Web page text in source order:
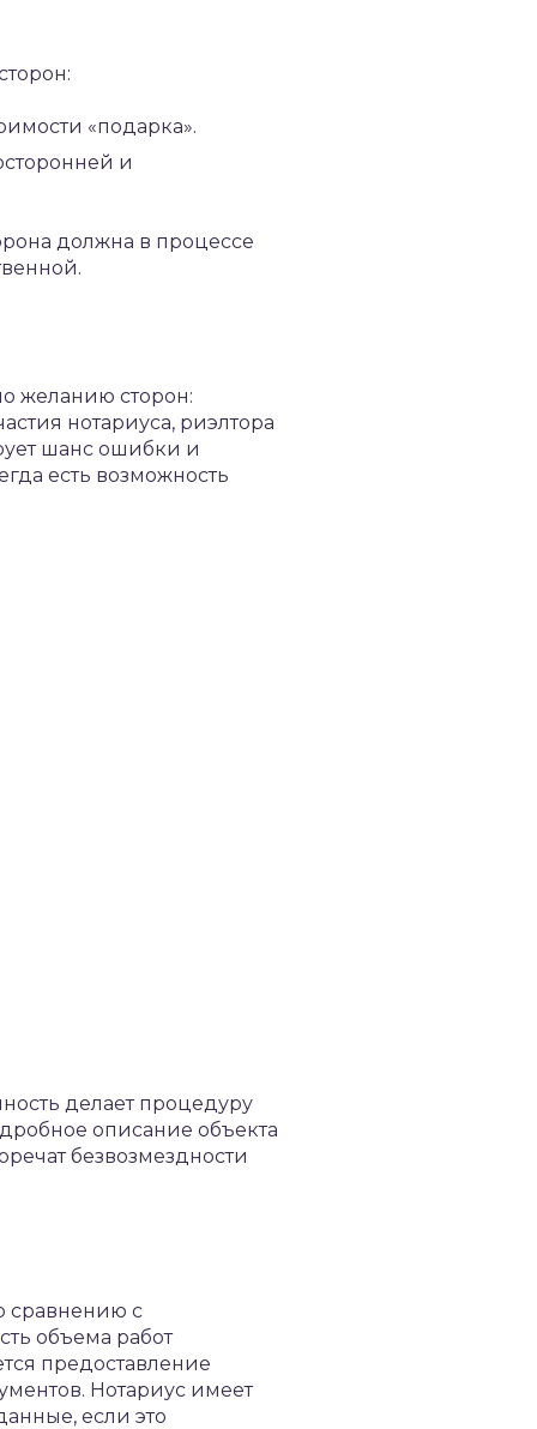
«подарка».
и
должна в процессе
желанию сторон:
нотариуса, риэлтора
шанс ошибки и
есть возможность
делает процедуру
описание объекта
безвозмездности
сравнению с
объема работ
предоставление
Нотариус имеет
если это